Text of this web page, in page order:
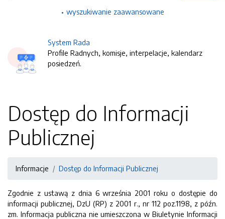
wyszukiwanie zaawansowane
System Rada
Profile Radnych, komisje, interpelacje, kalendarz
posiedzeń.
Dostęp do Informacji
Publicznej
Informacje Dostęp do Informacji Publicznej
Zgodnie z ustawą z dnia 6 września 2001 roku o dostępie do
informacji publicznej, DzU (RP) z 2001 r., nr 112 poz.1198, z późn.
zm. Informacja publiczna nie umieszczona w Biuletynie Informacji